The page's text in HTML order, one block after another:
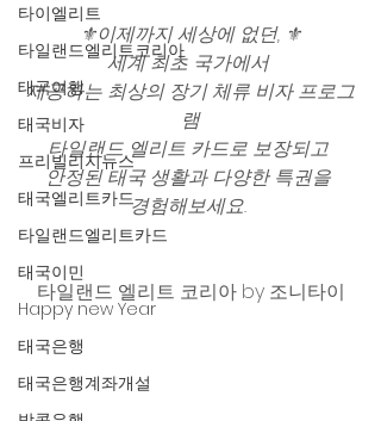
타이엘리트
타일랜드엘리트코리아
태국여행
태국비자
프리빌리지뉴스
태국엘리트카드
타일랜드엘리트카드
태국이민
Happy new Year
태국은행
태국은행계좌개설
⚜️이제까지 세상에 없던, ⚜️
세계 최초 국가에서
제공하는 최상의 장기 체류 비자 프로그
램
타일랜드 엘리트 카드로 보장되고
안정된 태국 생활과 다양한 특권을
경험해보세요.
타일랜드 엘리트 코리아 by 조니타이